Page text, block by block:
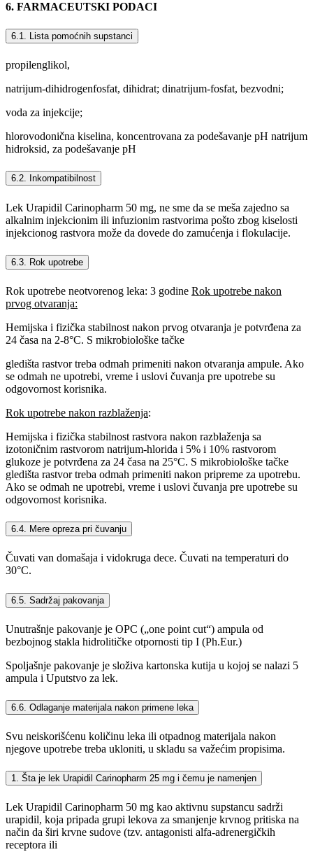
6. FARMACEUTSKI PODACI
6.1. Lista pomоćnih supstanci
propilenglikol,
natrijum-dihidrogenfosfat, dihidrat; dinatrijum-fosfat, bezvodni;
voda za injekcije;
hlorovodonična kiselina, koncentrovana za podešavanje pH natrijum
hidroksid, za podešavanje pH
6.2. Inkompatibilnost
Lek Urapidil Carinopharm 50 mg, ne sme da se meša zajedno sa
alkalnim injekcionim ili infuzionim rastvorima pošto zbog kiselosti
injekcionog rastvora može da dovede do zamućenja i flokulacije.
6.3. Rok upotrebe
Rok upotrebe neotvorenog leka: 3 godine Rok upotrebe nakon
prvog otvaranja:
Hemijska i fizička stabilnost nakon prvog otvaranja je potvrđena za
24 časa na 2-8°C. S mikrobiološke tačke
gledišta rastvor treba odmah primeniti nakon otvaranja ampule. Ako
se odmah ne upotrebi, vreme i uslovi čuvanja pre upotrebe su
odgovornost korisnika.
Rok upotrebe nakon razblaženja:
Hemijska i fizička stabilnost rastvora nakon razblaženja sa
izotoničnim rastvorom natrijum-hlorida i 5% i 10% rastvorom
glukoze je potvrđena za 24 časa na 25°C. S mikrobiološke tačke
gledišta rastvor treba odmah primeniti nakon pripreme za upotrebu.
Ako se odmah ne upotrebi, vreme i uslovi čuvanja pre upotrebe su
odgovornost korisnika.
6.4. Mere opreza pri čuvanju
Čuvati van domašaja i vidokruga dece. Čuvati na temperaturi do
30°C.
6.5. Sadržaj pakovanja
Unutrašnje pakovanje je OPC („one point cut“) ampula od
bezbojnog stakla hidrolitičke otpornosti tip I (Ph.Eur.)
Spoljašnje pakovanje je složiva kartonska kutija u kojoj se nalazi 5
ampula i Uputstvo za lek.
6.6. Odlaganje materijala nakon primene leka
Svu neiskorišćenu količinu leka ili otpadnog materijala nakon
njegove upotrebe treba ukloniti, u skladu sa važećim propisima.
1. Šta je lek Urapidil Carinopharm 25 mg i čemu je namenjen
Lek Urapidil Carinopharm 50 mg kao aktivnu supstancu sadrži
urapidil, koja pripada grupi lekova za smanjenje krvnog pritiska na
način da širi krvne sudove (tzv. antagonisti alfa-adrenergičkih
receptora ili